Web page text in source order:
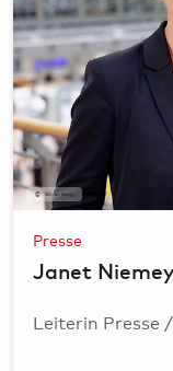
Oliver Sorg
Janet
Presse
Leiterin Presse